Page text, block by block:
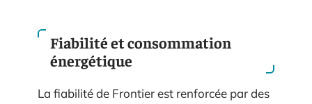
Fiabilité et consommation
énergétique
La fiabilité de Frontier est renforcée par des